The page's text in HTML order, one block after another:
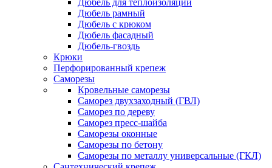
Дюбель для теплоизоляции
Дюбель рамный
Дюбель с крюком
Дюбель фасадный
Дюбель-гвоздь
Крюки
Перфорированный крепеж
Саморезы
Кровельные саморезы
Саморез двухзаходный (ГВЛ)
Саморез по дереву
Саморез пресс-шайба
Саморезы оконные
Саморезы по бетону
Саморезы по металлу универсальные (ГКЛ)